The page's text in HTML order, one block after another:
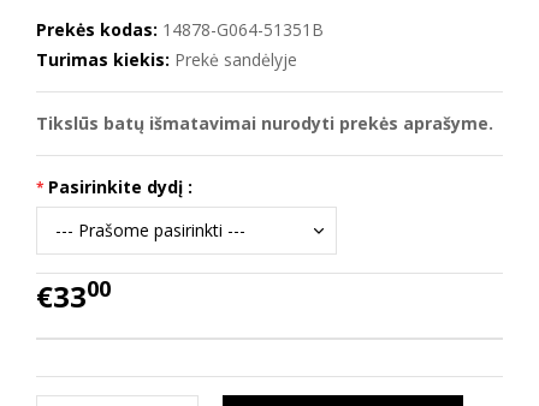
Prekės kodas: 14878-G064-51351B
Turimas kiekis: Prekė sandėlyje
Tikslūs batų išmatavimai nurodyti prekės aprašyme.
Pasirinkite dydį :
€3300